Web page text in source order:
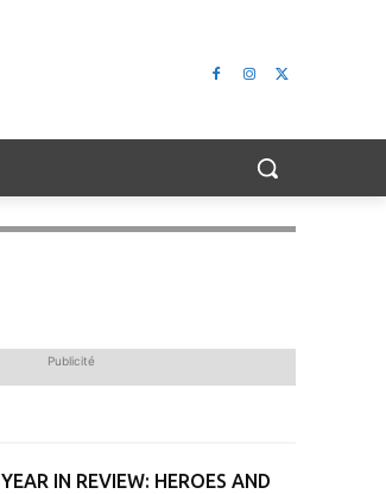
Publicité
YEAR IN REVIEW: HEROES AND